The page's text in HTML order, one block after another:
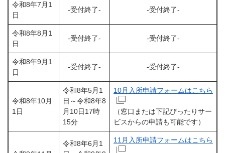
令和8年7月1
日
-受付終了- -受付終了-
令和8年8月1
日
-受付終了- -受付終了-
令和8年9月1
日
​-受付終了- -受付終了-
令和8年10月
1日
令和8年5月1
日～令和8年8
月10日17時
15分
10月入所申請フォームはこちら
（窓口または下記ぴったりサー
ビスからの申請も可能です）
令和8年6月1
11月入所申請フォームはこちら